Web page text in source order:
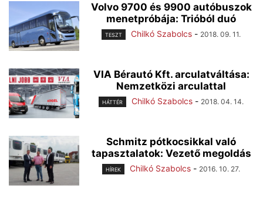
Volvo 9700 és 9900 autóbuszok
menetpróbája: Trióból duó
TESZT Chilkó Szabolcs - 2018. 09. 11.
VIA Bérautó Kft. arculatváltása:
Nemzetközi arculattal
HÁTTÉR Chilkó Szabolcs - 2018. 04. 14.
Schmitz pótkocsikkal való
tapasztalatok: Vezető megoldás
HÍREK Chilkó Szabolcs - 2016. 10. 27.